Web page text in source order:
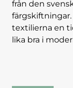
från den
textilierna en
lika bra i